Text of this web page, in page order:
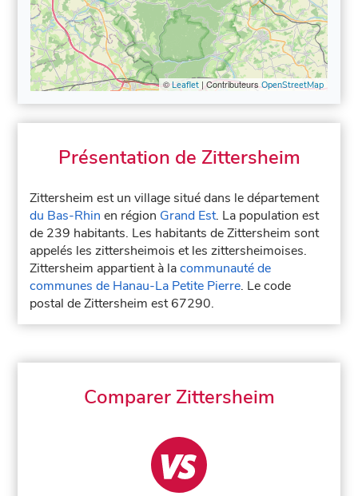
© Leaflet| ContributeursOpenStreetMap
Présentation de Zittersheim
Zittersheim est un village situé dans le département
du Bas-Rhin en région Grand Est. La population est
de 239 habitants. Les habitants de Zittersheim sont
appelés les zittersheimois et les zittersheimoises.
Zittersheim appartient à lacommunauté de
communes de Hanau-La Petite Pierre. Le code
postal de Zittersheim est 67290.
Comparer Zittersheim